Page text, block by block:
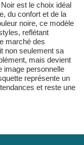
est le choix idéal
du confort et de la
noire, ce modèle
reflétant
marché des
non seulement sa
mais devient
image personnelle
représente un
et reste une